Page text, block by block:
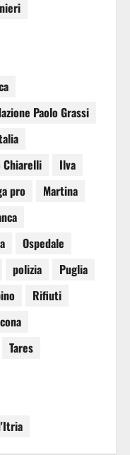
Paolo Grassi
Chiarelli
Ilva
pro
Martina
Ospedale
polizia
Puglia
Rifiuti
Tares